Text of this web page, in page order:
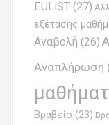
EULiST (27)
εξέτασης
Αναβολή (26)
Αναπλήρωση
Βραβείο (23)